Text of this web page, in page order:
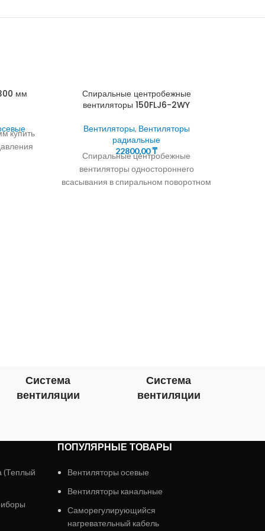
мм
купить
Спиральные центробежные
вентиляторы 150FLJ6-2WY
Вентиляторы, Вентиляторы
радиальные
22800,00₸
Спиральные центробежные
вентиляторы одностороннего
всасывания в спиральном поворотном
Система
вентиляции
Система
вентиляции
(Теплый
ПОПУЛЯРНЫЕ ТОВАРЫ
Вентиляторы осевые
Вентиляторы канальные
Саморегулирующийся
нагревательный кабель